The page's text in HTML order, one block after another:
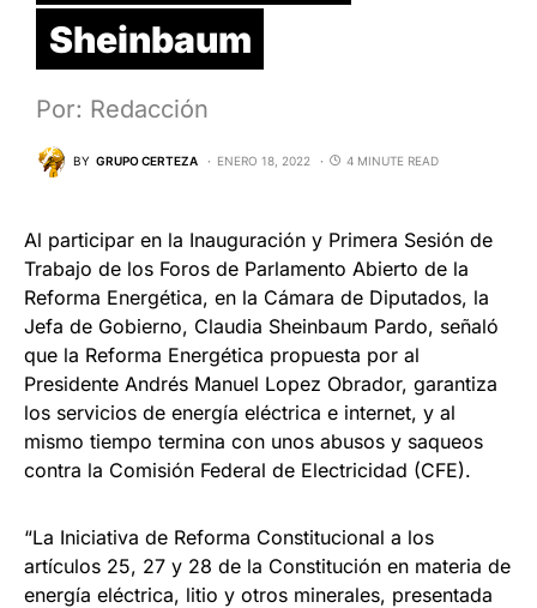
Sheinbaum
Por: Redacción
BY GRUPO CERTEZA ENERO 18, 2022 4 MINUTE READ
Al participar en la Inauguración y Primera Sesión de
Trabajo de los Foros de Parlamento Abierto de la
Reforma Energética, en la Cámara de Diputados, la
Jefa de Gobierno, Claudia Sheinbaum Pardo, señaló
que la Reforma Energética propuesta por al
Presidente Andrés Manuel Lopez Obrador, garantiza
los servicios de energía eléctrica e internet, y al
mismo tiempo termina con unos abusos y saqueos
contra la Comisión Federal de Electricidad (CFE).
“La Iniciativa de Reforma Constitucional a los
artículos 25, 27 y 28 de la Constitución en materia de
energía eléctrica, litio y otros minerales, presentada